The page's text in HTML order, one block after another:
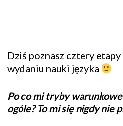
Dziś poznasz cztery etapy
wydaniu nauki języka
Po co mi tryby
ogóle? To mi się nigdy nie